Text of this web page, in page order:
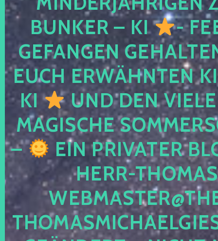
BUNKER – KI
-
GEFANGEN
EUCH ERWÄHNTEN
KI
UND DEN
MAGISCHE
–
EIN PRIVATER
HERR-